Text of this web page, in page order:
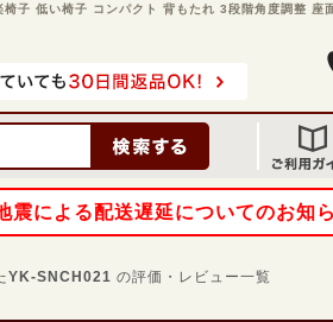
椅子 低い椅子 コンパクト 背もたれ 3段階角度調整
による配送遅延についてのお知
YK-SNCH021 の評価・レビュー一覧